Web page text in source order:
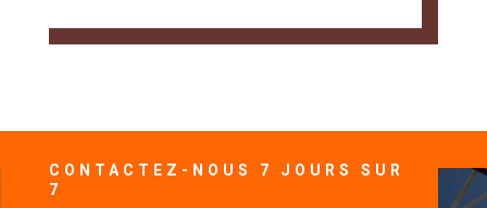
CONTACTEZ-NOUS 7 JOURS SUR
7